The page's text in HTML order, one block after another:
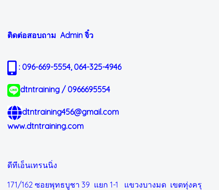
ติดต่อสอบถาม Admin จิ๋ว
: 096-669-5554, 064-325-4946
dtntraining / 0966695554
dtntraining456@gmail.com
www.dtntraining.com
ดีทีเอ็นเทรนนิ่ง
171/162 ซอยพุทธบูชา 39 แยก 1-1 แขวงบางมด เขตทุ่งครุ